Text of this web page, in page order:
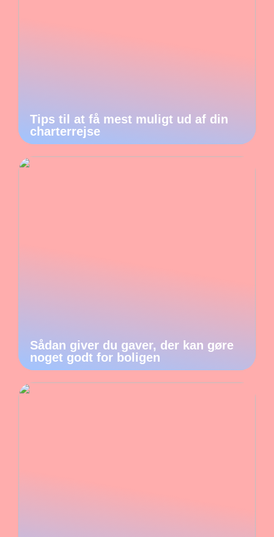
Tips til at få mest muligt ud af din
charterrejse
Sådan giver du gaver, der kan gøre
noget godt for boligen